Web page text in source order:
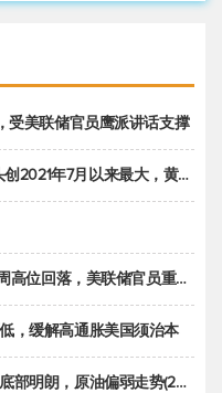
受美联储官员鹰派讲话支撑
最大，黄金期货投机性净多头头寸减少
联储官员重申鹰派立场推动美元回升
，缓解高通胀美国须治本
原油偏弱走势(20221128收评)